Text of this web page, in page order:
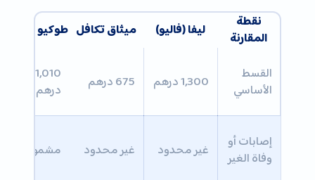
نقطة
المقارنة
ليفا (فاليو) ميثاق تكافل طوكيو مارين
القسط
الأساسي
1,300 درهم 675 درهم
1,010
درهم
إصابات أو
وفاة الغير
غير محدود غير محدود مشمول